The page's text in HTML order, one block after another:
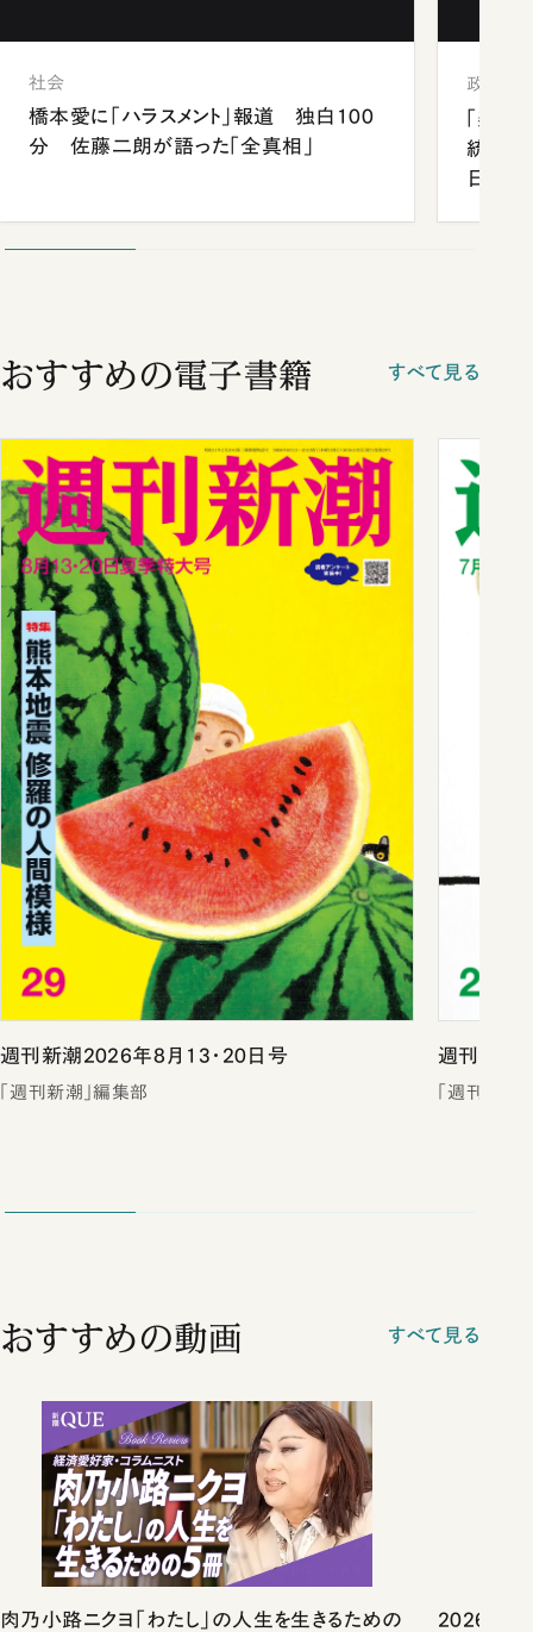
社会
橋本愛に「ハラスメント」報道 独白100
分 佐藤二朗が語った「全真相」
政治
「楽し
統領と
日米
おすすめの電子書籍 すべて見る
週刊新潮2026年8月13・20日号
「週刊新潮」編集部
週刊新潮
「週刊新潮
おすすめの動画 すべて見る
肉乃小路ニクヨ「わたし」の人生を生きるための
2026年の